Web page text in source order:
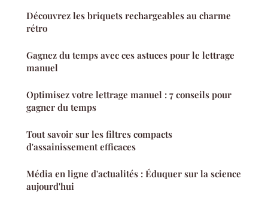
Découvrez les briquets rechargeables au charme
rétro
Gagnez du temps avec ces astuces pour le lettrage
manuel
Optimisez votre lettrage manuel : 7 conseils pour
gagner du temps
Tout savoir sur les filtres compacts
d'assainissement efficaces
Média en ligne d'actualités : Éduquer sur la science
aujourd'hui